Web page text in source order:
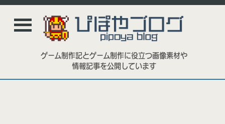
ゲーム制作記とゲーム制作に役立つ画像素材や
情報記事を公開しています